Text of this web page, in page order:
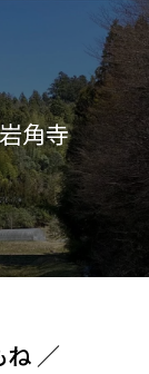
角寺
ね ／